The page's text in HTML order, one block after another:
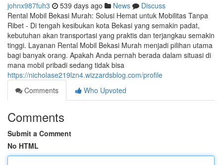
johnx987fuh3 539 days ago News
Discuss
Rental Mobil Bekasi Murah: Solusi Hemat untuk Mobilitas Tanpa
Ribet - Di tengah kesibukan kota Bekasi yang semakin padat,
kebutuhan akan transportasi yang praktis dan terjangkau semakin
tinggi. Layanan Rental Mobil Bekasi Murah menjadi pilihan utama
bagi banyak orang. Apakah Anda pernah berada dalam situasi di
mana mobil pribadi sedang tidak bisa
https://nicholase219lzn4.wizzardsblog.com/profile
Comments
Who Upvoted
Comments
Submit a Comment
No HTML